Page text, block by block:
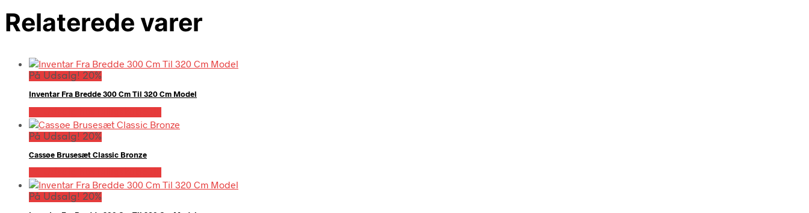
Relaterede varer
På Udsalg! 20%
Inventar Fra Bredde 300 Cm Til 320 Cm Model
På Udsalg! 20%
Cassøe Brusesæt Classic Bronze
På Udsalg! 20%